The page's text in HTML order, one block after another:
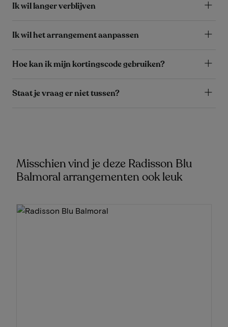
Ik wil langer verblijven
Ik wil het arrangement aanpassen
Hoe kan ik mijn kortingscode gebruiken?
Staat je vraag er niet tussen?
Misschien vind je deze Radisson Blu
Balmoral arrangementen ook leuk